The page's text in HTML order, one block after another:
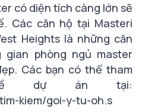
có diện tích càng lớn sẽ
Các căn hộ tại Masteri
Heightslà những căn
phòng ngủ master
Các bạn có thể tham
dự án tại:
kiem/goi-y-tu-oh.s